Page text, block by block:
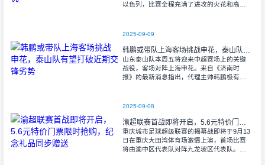
以色列，比赛全程充满了进攻的火花和高效
2025-09-09
山东泰山队本周五将迎来中超赛场上的关键
战役，客场对阵上海申花。来自《济南时
报》的最新消息指出，代理主帅韩鹏极有可
验。
2025-09-08
渝超联赛首战即将开启，5.6元特价门票限时抢购，纪念礼品同步赠送
重庆城市足球超级联赛的揭幕战即将于9月13
日在重庆大田湾体育场激情上演，首场比赛
将由渝中区代表队对阵九龙坡区代表队。据